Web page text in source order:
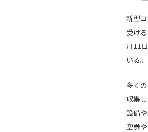
新型
受け
月11
いる。
多く
収集
設備
空券